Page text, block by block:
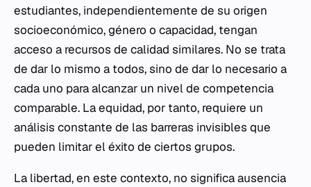
estudiantes, independientemente de su origen
socioeconómico, género o capacidad, tengan
acceso a recursos de calidad similares. No se trata
de dar lo mismo a todos, sino de dar lo necesario a
cada uno para alcanzar un nivel de competencia
comparable. La equidad, por tanto, requiere un
análisis constante de las barreras invisibles que
pueden limitar el éxito de ciertos grupos.
La libertad, en este contexto, no significa ausencia